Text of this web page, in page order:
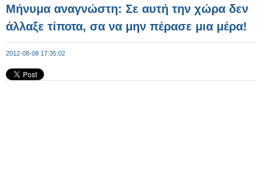
Μήνυμα αναγνώστη: Σε αυτή την χώρα δεν
άλλαξε τίποτα, σα να μην πέρασε μια μέρα!
2012-08-08 17:35:02